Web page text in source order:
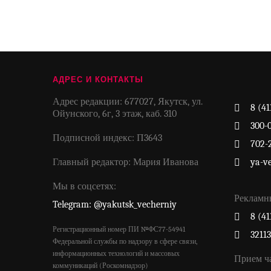
АДРЕС И КОНТАКТЫ
Адрес редакции: 677027, Якутск, ул.
Ойунского, 6г, 3 этаж, каб. 310
Подписной индекс: П3643
Главный редактор: Мария Иванова
Мы в соцсетях:
Telegram: @yakutsk_vecherniy
Регистрационный номер ПИ №ФС77-54941
Федеральной службы по надзору в сфере связи,
информационных технологий и массовых
коммуникаций (Роскомнадзор)
8
300-
702-
ya-
8
Прием